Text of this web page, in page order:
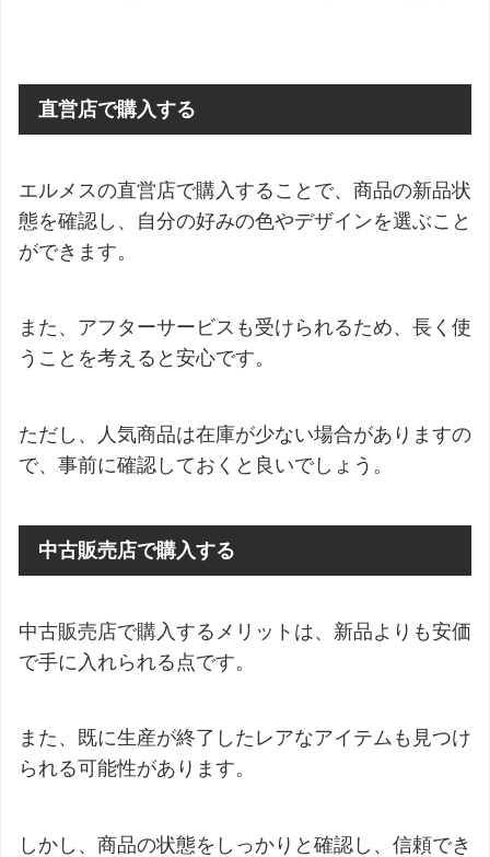
直営店で購入する
エルメスの直営店で購入することで、商品の新品状
態を確認し、自分の好みの色やデザインを選ぶこと
ができます。
また、アフターサービスも受けられるため、長く使
うことを考えると安心です。
ただし、人気商品は在庫が少ない場合がありますの
で、事前に確認しておくと良いでしょう。
中古販売店で購入する
中古販売店で購入するメリットは、新品よりも安価
で手に入れられる点です。
また、既に生産が終了したレアなアイテムも見つけ
られる可能性があります。
しかし、商品の状態をしっかりと確認し、信頼でき